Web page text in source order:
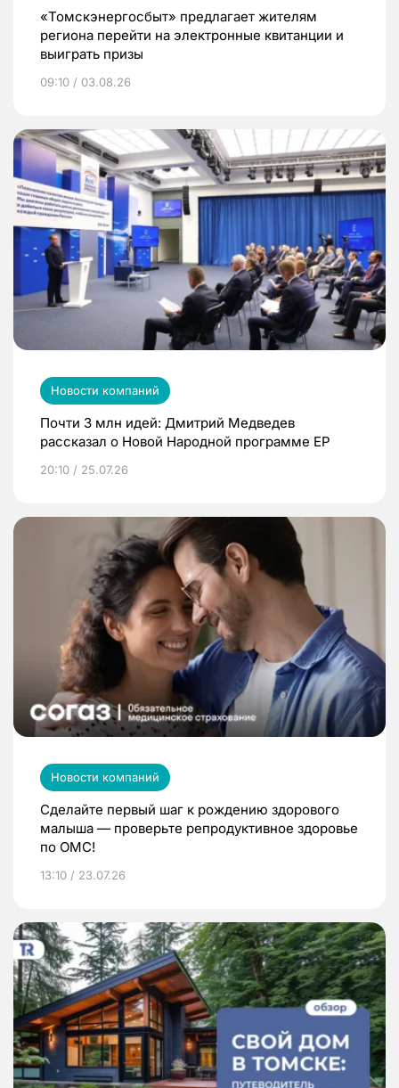
«Томскэнергосбыт» предлагает жителям
региона перейти на электронные квитанции и
выиграть призы
09:10 / 03.08.26
Новости компаний
Почти 3 млн идей: Дмитрий Медведев
рассказал о Новой Народной программе ЕР
20:10 / 25.07.26
Новости компаний
Сделайте первый шаг к рождению здорового
малыша — проверьте репродуктивное здоровье
по ОМС!
13:10 / 23.07.26